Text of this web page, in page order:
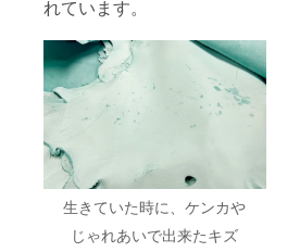
れています。
生きていた時に、ケンカや
じゃれあいで出来たキズ